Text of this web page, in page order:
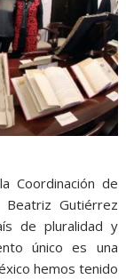
Coordinación de
Gutiérrez
de pluralidad y
único es una
hemos tenido